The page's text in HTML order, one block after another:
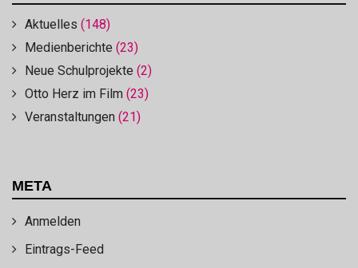
Aktuelles (148)
Medienberichte (23)
Neue Schulprojekte (2)
Otto Herz im Film (23)
Veranstaltungen (21)
META
Anmelden
Eintrags-Feed